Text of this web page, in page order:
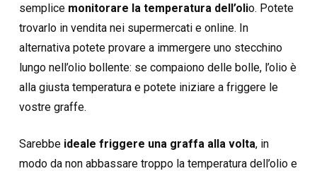
semplice monitorare la temperatura dell’olio. Potete
trovarlo in vendita nei supermercati e online. In
alternativa potete provare a immergere uno stecchino
lungo nell’olio bollente: se compaiono delle bolle, l’olio è
alla giusta temperatura e potete iniziare a friggere le
vostre graffe.
Sarebbe ideale friggere una graffa alla volta, in
modo da non abbassare troppo la temperatura dell’olio e